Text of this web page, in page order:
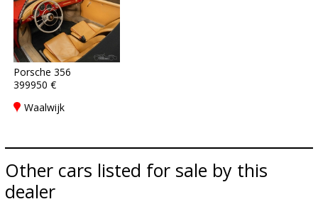
Porsche 356
399950 €
Waalwijk
Other cars listed for sale by this
dealer